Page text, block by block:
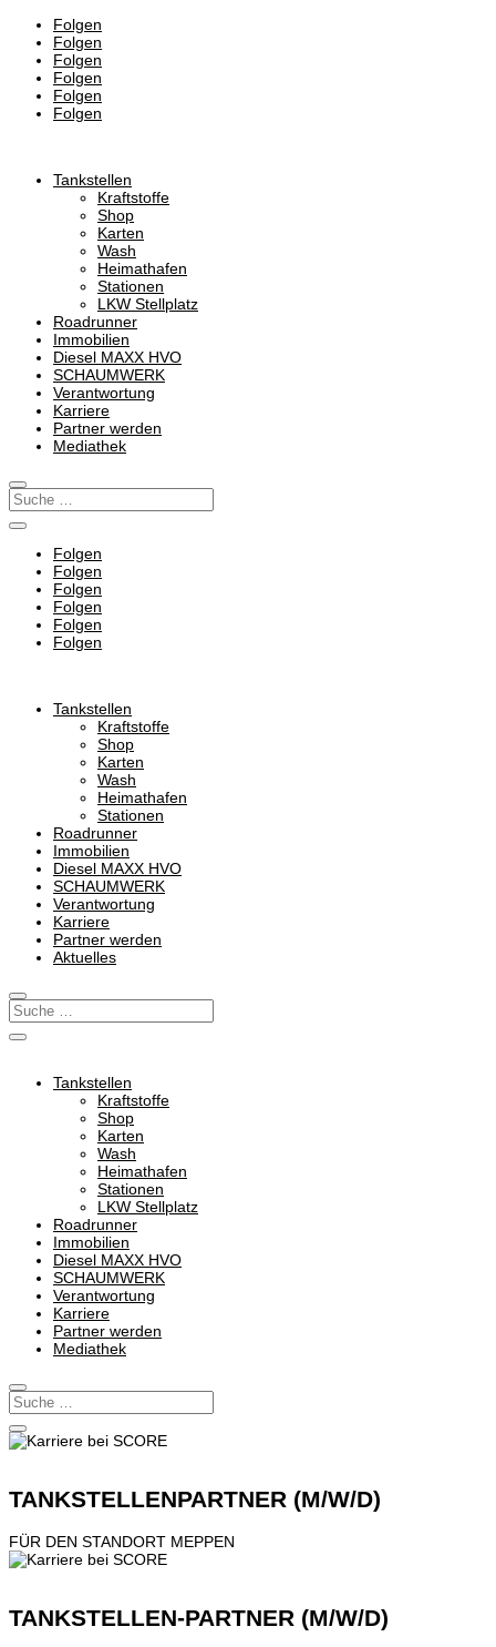
Folgen
Folgen
Folgen
Folgen
Folgen
Folgen
Tankstellen
Kraftstoffe
Shop
Karten
Wash
Heimathafen
Stationen
LKW Stellplatz
Roadrunner
Immobilien
Diesel MAXX HVO
SCHAUMWERK
Verantwortung
Karriere
Partner werden
Mediathek
Folgen
Folgen
Folgen
Folgen
Folgen
Folgen
Tankstellen
Kraftstoffe
Shop
Karten
Wash
Heimathafen
Stationen
Roadrunner
Immobilien
Diesel MAXX HVO
SCHAUMWERK
Verantwortung
Karriere
Partner werden
Aktuelles
Tankstellen
Kraftstoffe
Shop
Karten
Wash
Heimathafen
Stationen
LKW Stellplatz
Roadrunner
Immobilien
Diesel MAXX HVO
SCHAUMWERK
Verantwortung
Karriere
Partner werden
Mediathek
TANKSTELLENPARTNER (M/W/D)
FÜR DEN STANDORT MEPPEN
TANKSTELLEN-PARTNER (M/W/D)